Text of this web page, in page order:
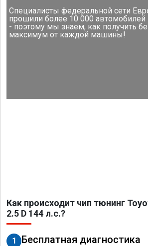
Специалисты федеральной сети
прошили более 10 000 автомобилей
- поэтому мы знаем, как получить
максимум от каждой машины!
Как происходит чип тюнинг
2.5 D 144 л.с.?
1 Бесплатная диагностика